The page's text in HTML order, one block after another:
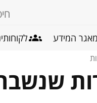
מאגר המידע
במכירות